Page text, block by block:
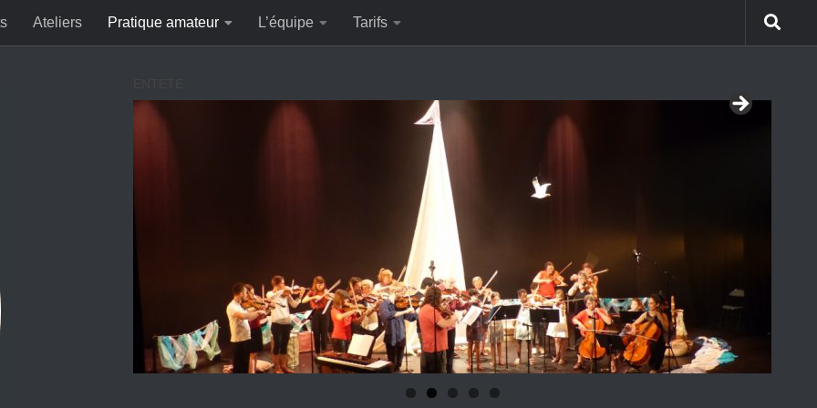
Ateliers Pratique amateur L’équipe Tarifs